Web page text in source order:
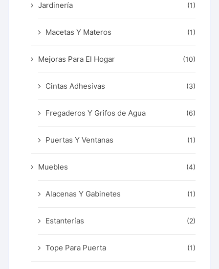
Jardinería (1)
Macetas Y Materos (1)
Mejoras Para El Hogar (10)
Cintas Adhesivas (3)
Fregaderos Y Grifos de Agua (6)
Puertas Y Ventanas (1)
Muebles (4)
Alacenas Y Gabinetes (1)
Estanterías (2)
Tope Para Puerta (1)